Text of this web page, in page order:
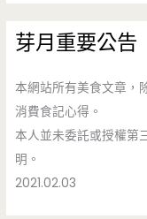
芽月重要公告
本網站所有美食文章，
消費食記心得。
本人並未委託或授權第
明。
2021.02.03